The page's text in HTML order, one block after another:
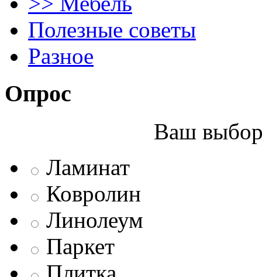
Полезные советы
Разное
Опрос
Ваш выбор
Ламинат
Ковролин
Линолеум
Паркет